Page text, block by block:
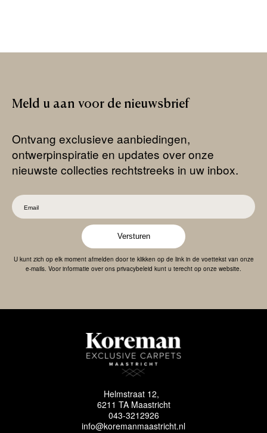
Meld u aan voor de nieuwsbrief
Ontvang exclusieve aanbiedingen,
ontwerpinspiratie en updates over onze
nieuwste collecties rechtstreeks in uw inbox.
Versturen
U kunt zich op elk moment afmelden door te klikken op de link in de voettekst van onze
e-mails. Voor informatie over ons privacybeleid kunt u terecht op onze website.
Helmstraat 12,
6211 TA Maastricht
043-3212926
info@koremanmaastricht.nl